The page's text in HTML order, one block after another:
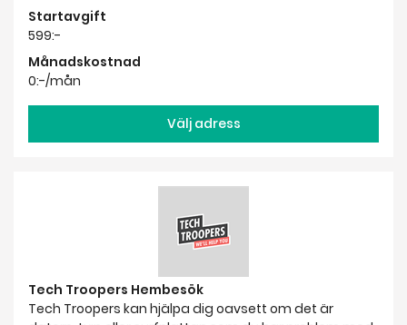
Startavgift
599:-
Månadskostnad
0:-/mån
Välj adress
Tech Troopers Hembesök
Tech Troopers kan hjälpa dig oavsett om det är